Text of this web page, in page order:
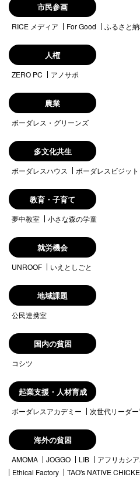
市民参画
RICE メディア For Good ふるさと
人権
ZERO PC アノサポ
農業
ボーダレス・グリーンズ
多文化共生
ボーダレスハウス ボーダレスビジット
教育・子育て
夢中教室 小さな森の学童
就労機会
UNROOF いえとしごと
地域課題
公民連携室
国内の貧困
コシツ
起業支援・人材育成
ボーダレスアカデミー 次世代リーダ
海外の貧困
AMOMA JOGGO LIB アフリカシ
Ethical Factory
TAO's NATIVE